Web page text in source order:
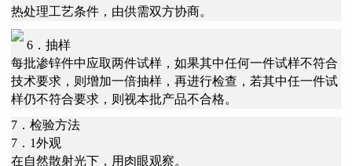
热处理工艺条件，由供需双方协商。
6．抽样
每批渗锌件中应取两件试样，如果其中任何一件试样不符合
技术要求，则增加一倍抽样，再进行检查，若其中任一件试
样仍不符合要求，则视本批产品不合格。
7．检验方法
7．1外观
在自然散射光下，用肉眼观察。